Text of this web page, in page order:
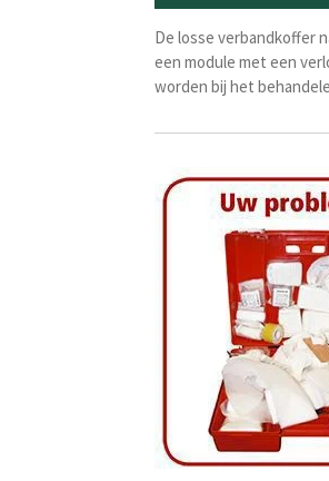
De losse verbandkoffer
een module met een
worden bij het